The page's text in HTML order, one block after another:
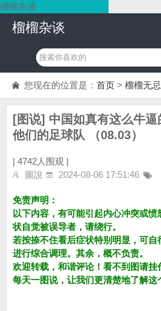
榴榴杂谈
榴榴杂谈
您现在的位置是： 首页 > 榴榴无忌
[图说] 中国如真有这么牛
他们的足球队 （08.03）
| 4742人围观 |
圖說
2024-08-06 17:51:46
免责声明：
以下内容，有可能引起内心冲突或
状自觉被误导者，请绕行。
若按捺不住看后症状特别明显，可
进行综合调理。其余，概不负责。
欢迎转载，和谐评论！看不到图请挂
每天一图说，让我们更清楚地了解这